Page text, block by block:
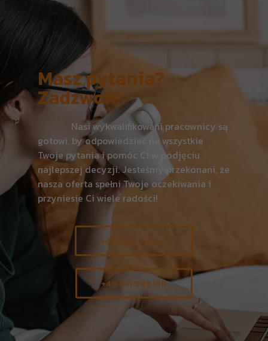
Masz pytania?
Zadzwoń!
Nasi wykwalifikowani pracownicy są
gotowi, by odpowiedzieć na wszystkie
Twoje pytania i pomóc Ci w podjęciu
najlepszej decyzji. Jesteśmy przekonani, że
nasza oferta spełni Twoje oczekiwania i
przyniesie Ci wiele radości!
+48 509 216 541
+48 531 982 146